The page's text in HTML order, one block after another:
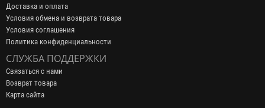
Доставка и оплата
Условия обмена и возврата товара
Условия соглашения
Политика конфиденциальности
СЛУЖБА ПОДДЕРЖКИ
Связаться с нами
Возврат товара
Карта сайта